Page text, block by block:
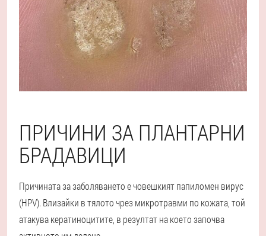
ПРИЧИНИ ЗА ПЛАНТАРНИ
БРАДАВИЦИ
Причината за заболяването е човешкият папиломен вирус
(HPV). Влизайки в тялото чрез микротравми по кожата, той
атакува кератиноцитите, в резултат на което започва